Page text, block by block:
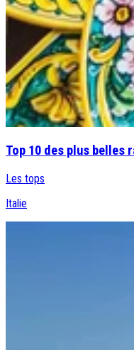
Top 10 des plus belles
Les tops
Italie